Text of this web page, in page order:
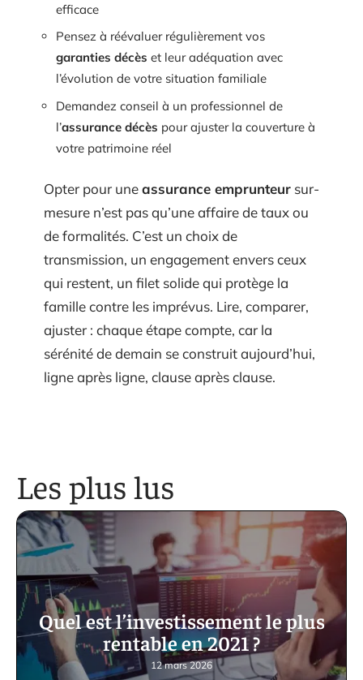
efficace
Pensez à réévaluer régulièrement vos
garanties décès et leur adéquation avec
l’évolution de votre situation familiale
Demandez conseil à un professionnel de
l’assurance décès pour ajuster la couverture à
votre patrimoine réel
Opter pour uneassurance emprunteur sur-
mesure n’est pas qu’une affaire de taux ou
de formalités. C’est un choix de
transmission, un engagement envers ceux
qui restent, un filet solide qui protège la
famille contre les imprévus. Lire, comparer,
ajuster : chaque étape compte, car la
sérénité de demain se construit aujourd’hui,
ligne après ligne, clause après clause.
Les plus lus
Quel est l’investissement le plus
rentable en 2021 ?
12 mars 2026